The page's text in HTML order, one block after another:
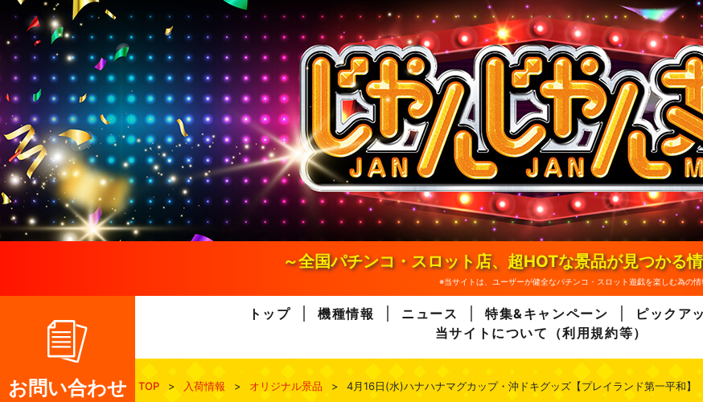
n
e
n
～全国パチンコ・スロット店、超HOTな景品が見つかる
※当サイトは、ユーザーが健全なパチンコ・スロット遊戯を楽しむ為の情
お問い合わせ
トップ 機種情報 ニュース 特集&キャンペーン ピックア
当サイトについて（利用規約等）
TOP > 入荷情報 > オリジナル景品 > 4月16日(水)ハナハナマグカップ・沖ドキグッズ【プレイランド第一平和】